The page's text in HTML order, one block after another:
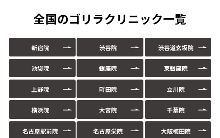
全国のゴリラクリニック一覧
新宿院 渋谷院 渋谷道玄坂院
池袋院 銀座院 東銀座院
上野院 町田院 立川院
横浜院 大宮院 千葉院
名古屋駅前院 名古屋栄院 大阪梅田院